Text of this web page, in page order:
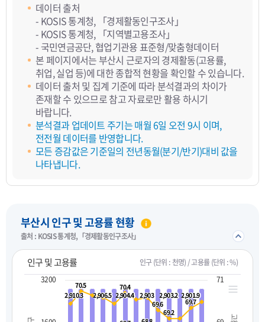
데이터 출처
- KOSIS 통계청, 「경제활동인구조사」
- KOSIS 통계청, 「지역별고용조사」
- 국민연금공단, 협업기관용 표준형/맞춤형데이터
본 페이지에서는 부산시 근로자의 경제활동(고용률,
취업, 실업 등)에 대한 종합적 현황을 확인할 수 있습니다.
데이터 출처 및 집계 기준에 따라 분석결과의 차이가
존재할 수 있으므로 참고 자료로만 활용 하시기
바랍니다.
분석결과 업데이트 주기는 매월 6일 오전 9시 이며,
전전월 데이터를 반영합니다.
모든 증감값은 기준일의 전년동월(분기/반기)대비 값을
나타냅니다.
부산시 인구 및 고용률 현황
출처 : KOSIS 통계청,「경제활동인구조사」 접기/
인구 및 고용률 인구 (단위 : 천명) / 고용률 (단위 : %)
2,910.3
2,910.3 2,906.5
2,906.5 2,904.4
2,904.4 2,903
2,903 2,903.2
2,903.2 2,901.9
2,901.9
70.5
70.5 70.4
70.4
69.6
69.6
69.2
69.2
69.7
69.7
3200 71